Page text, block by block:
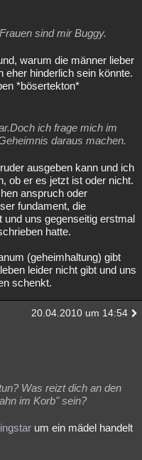
sind mir Buggy.
warum die männer lieber
eher hinderlich sein könnte.
*bösertekton*
ich frage mich im
daraus machen.
ausgeben kann und ich
ob er es jetzt ist oder nicht.
anspruch oder
fundament, die
und uns gegenseitig erstmal
hatte.
(geheimhaltung) gibt
leider nicht gibt und uns
schenkt.
20.04.2010 um 14:54
Was reizt dich an den
im Korb" sein?
um ein mädel handelt